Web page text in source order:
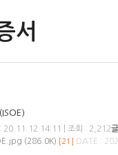
서
20.11.12 14:11 조회 : 2,212
(286.0K)
[21] DATE :